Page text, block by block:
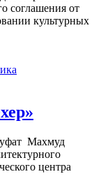
соглашения от
культурных
Махмуд
центра